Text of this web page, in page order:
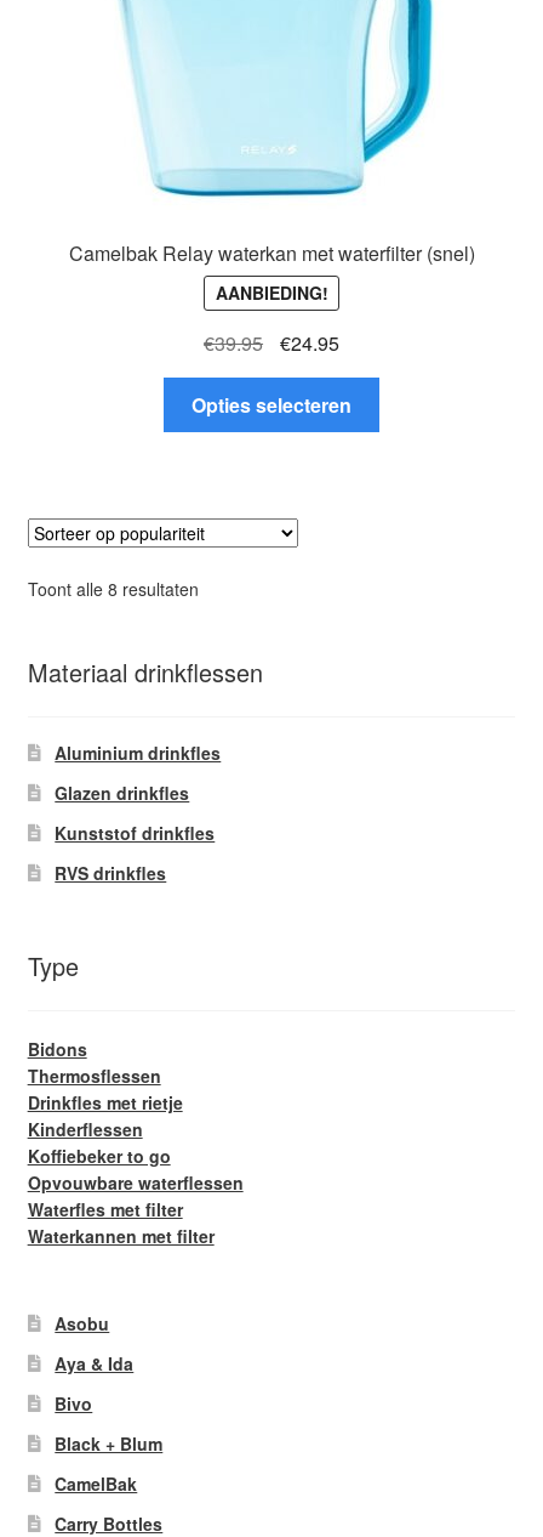
Camelbak Relay waterkan met waterfilter (snel)
AANBIEDING!
€39.95
Oorspronkelijke
prijs
was:
€39.95.
€24.95Huidige
prijs
is:
€24.95.
Opties selecteren
Toont alle 8 resultatenGesorteerd
Materiaal drinkflessen
Aluminium drinkfles
Glazen drinkfles
Kunststof drinkfles
RVS drinkfles
Type
Bidons
Thermosflessen
Drinkfles met rietje
Kinderflessen
Koffiebeker to go
Opvouwbare waterflessen
Waterfles met filter
Waterkannen met filter
Asobu
Aya & Ida
Bivo
Black + Blum
CamelBak
Carry Bottles